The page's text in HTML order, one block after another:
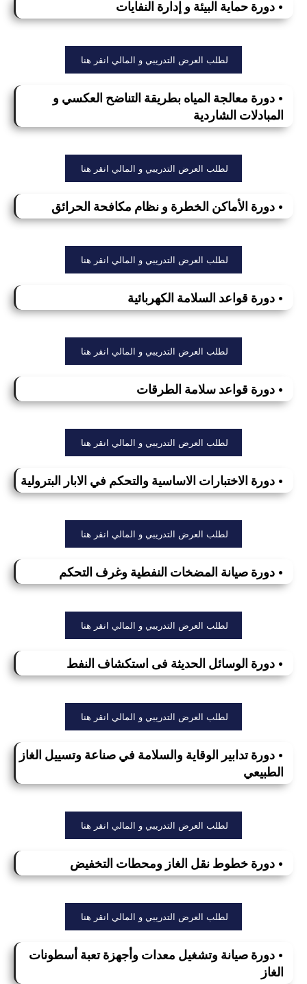
• دورة حماية البيئة و إدارة النفايات
لطلب العرض التدريبي و المالي انقر هنا
• دورة معالجة المياه بطريقة التناضح العكسي و
المبادلات الشاردية
لطلب العرض التدريبي و المالي انقر هنا
• دورة الأماكن الخطرة و نظام مكافحة الحرائق
لطلب العرض التدريبي و المالي انقر هنا
• دورة قواعد السلامة الكهربائية
لطلب العرض التدريبي و المالي انقر هنا
• دورة قواعد سلامة الطرقات
لطلب العرض التدريبي و المالي انقر هنا
• دورة الاختبارات الاساسية والتحكم في الابار البترولية
لطلب العرض التدريبي و المالي انقر هنا
• دورة صيانة المضخات النفطية وغرف التحكم
لطلب العرض التدريبي و المالي انقر هنا
• دورة الوسائل الحديثة فى استكشاف النفط
لطلب العرض التدريبي و المالي انقر هنا
• دورة تدابير الوقاية والسلامة في صناعة وتسييل الغاز
الطبيعي
لطلب العرض التدريبي و المالي انقر هنا
• دورة خطوط نقل الغاز ومحطات التخفيض
لطلب العرض التدريبي و المالي انقر هنا
• دورة صيانة وتشغيل معدات وأجهزة تعبة أسطونات
الغاز